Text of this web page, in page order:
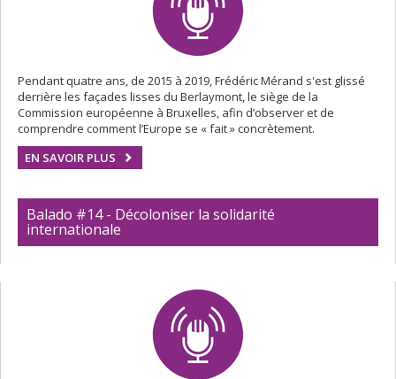
Pendant quatre ans, de 2015 à 2019, Frédéric Mérand s'est glissé
derrière les façades lisses du Berlaymont, le siège de la
Commission européenne à Bruxelles, afin d’observer et de
comprendre comment l’Europe se « fait » concrètement.
EN SAVOIR PLUS
Balado #14 - Décoloniser la solidarité
internationale